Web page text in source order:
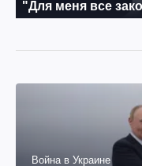
Война в Украине